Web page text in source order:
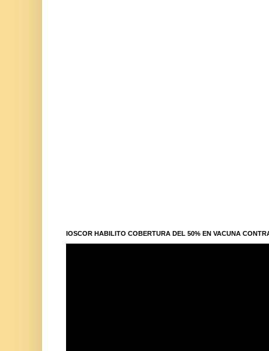
IOSCOR HABILITO COBERTURA DEL 50% EN VACUNA